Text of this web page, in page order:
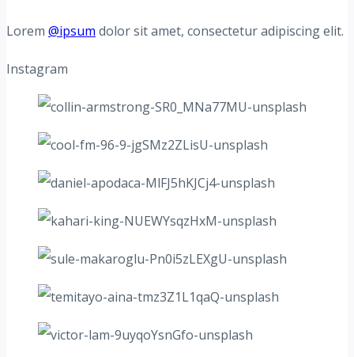
Lorem @ipsum dolor sit amet, consectetur adipiscing elit.
Instagram